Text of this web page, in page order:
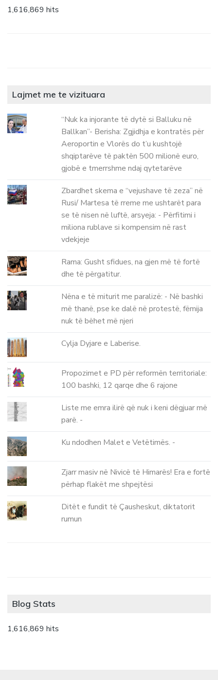
1,616,869 hits
Lajmet me te vizituara
“Nuk ka injorante të dytë si Balluku në
Ballkan”- Berisha: Zgjidhja e kontratës për
Aeroportin e Vlorës do t’u kushtojë
shqiptarëve të paktën 500 milionë euro,
gjobë e tmerrshme ndaj qytetarëve
Zbardhet skema e “vejushave të zeza” në
Rusi/ Martesa të rreme me ushtarët para
se të nisen në luftë, arsyeja: - Përfitimi i
miliona rublave si kompensim në rast
vdekjeje
Rama: Gusht sfidues, na gjen më të fortë
dhe të përgatitur.
Nëna e të miturit me paralizë: - Në bashki
më thanë, pse ke dalë në protestë, fëmija
nuk të bëhet më njeri
Cylja Dyjare e Laberise.
Propozimet e PD për reformën territoriale:
100 bashki, 12 qarqe dhe 6 rajone
Liste me emra ilirë që nuk i keni dëgjuar më
parë. -
Ku ndodhen Malet e Vetëtimës. -
Zjarr masiv në Nivicë të Himarës! Era e fortë
përhap flakët me shpejtësi
Ditët e fundit të Çausheskut, diktatorit
rumun
Blog Stats
1,616,869 hits